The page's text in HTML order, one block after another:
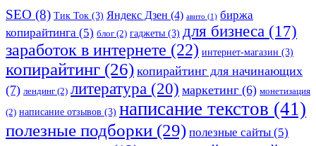
SEO (8) Тик Ток (3) Яндекс Дзен (4) авито (1) биржа
копирайтинга (5) блог (2) гаджеты (3) для бизнеса (17)
заработок в интернете (22) интернет-магазин (3)
копирайтинг (26) копирайтинг для начинающих
(7) лендинг (2) литература (20) маркетинг (6) монетизация
(2) написание отзывов (3) написание текстов (41)
полезные подборки (29) полезные сайты (5)